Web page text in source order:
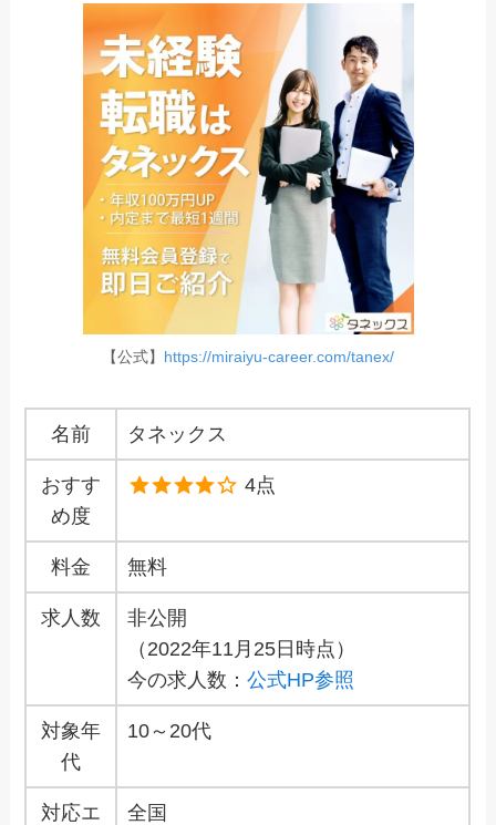
【公式】 https://miraiyu-career.com/tanex/
名前 タネックス
おすす
め度
4点
料金 無料
求人数
非公開
（2022年11月25日時点）
今の求人数：公式HP参照
対象年
代
10～20代
対応エ 全国